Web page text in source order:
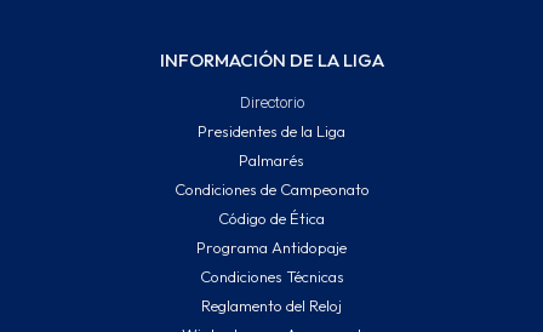
INFORMACIÓN DE LA LIGA
Directorio
Presidentes de la Liga
Palmarés
Condiciones de Campeonato
Código de Ética
Programa Antidopaje
Condiciones Técnicas
Reglamento del Reloj